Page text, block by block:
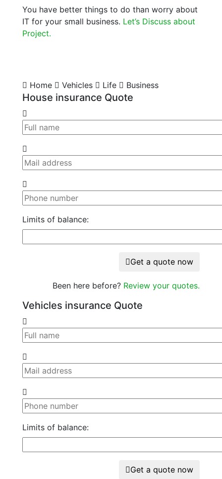
You have better things to do than worry about
IT for your small business. Let’s Discuss about
Project.
Home Vehicles Life Business
House insurance Quote
Limits of balance:
Get a quote now
Been here before? Review your quotes.
Vehicles insurance Quote
Limits of balance:
Get a quote now